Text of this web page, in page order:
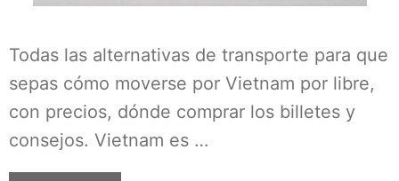
Todas las alternativas de transporte para que
sepas cómo moverse por Vietnam por libre,
con precios, dónde comprar los billetes y
consejos. Vietnam es …